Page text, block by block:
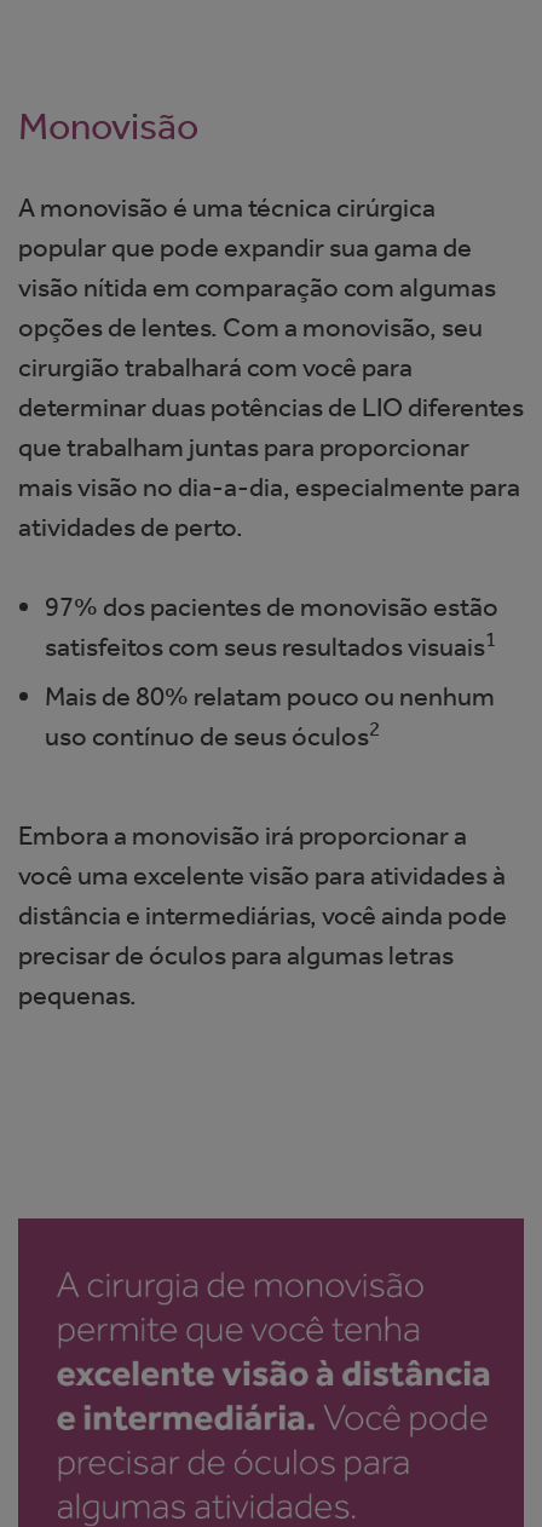
Monovisão
A monovisão é uma técnica cirúrgica
popular que pode expandir sua gama de
visão nítida em comparação com algumas
opções de lentes. Com a monovisão, seu
cirurgião trabalhará com você para
determinar duas potências de LIO diferentes
que trabalham juntas para proporcionar
mais visão no dia-a-dia, especialmente para
atividades de perto.
97% dos pacientes de monovisão estão
satisfeitos com seus resultados visuais1
Mais de 80% relatam pouco ou nenhum
uso contínuo de seus óculos2
Embora a monovisão irá proporcionar a
você uma excelente visão para atividades à
distância e intermediárias, você ainda pode
precisar de óculos para algumas letras
pequenas.